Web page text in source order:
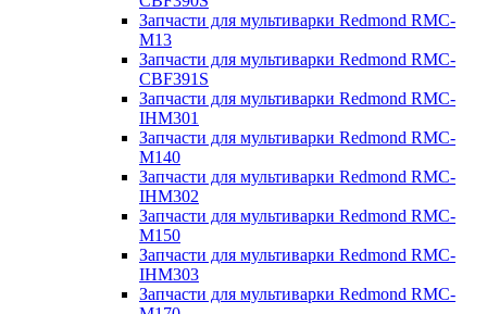
Запчасти для мультиварки Redmond RMC-
M13
Запчасти для мультиварки Redmond RMC-
CBF391S
Запчасти для мультиварки Redmond RMC-
IHM301
Запчасти для мультиварки Redmond RMC-
M140
Запчасти для мультиварки Redmond RMC-
IHM302
Запчасти для мультиварки Redmond RMC-
M150
Запчасти для мультиварки Redmond RMC-
IHM303
Запчасти для мультиварки Redmond RMC-